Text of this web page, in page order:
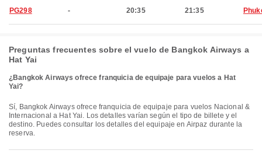
PG298 - 20:35 21:35
Preguntas frecuentes sobre el vuelo de Bangkok Airways a
Hat Yai
¿Bangkok Airways ofrece franquicia de equipaje para vuelos a Hat
Yai?
Sí, Bangkok Airways ofrece franquicia de equipaje para vuelos Nacional &
Internacional a Hat Yai. Los detalles varían según el tipo de billete y el
destino. Puedes consultar los detalles del equipaje en Airpaz durante la
reserva.